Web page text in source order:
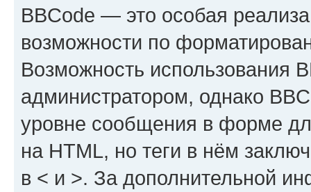
BBCode — это особая
возможности по
Возможность использования
администратором, однако
уровне сообщения в форме
на HTML, но теги в нём
в < и >. За дополнительной